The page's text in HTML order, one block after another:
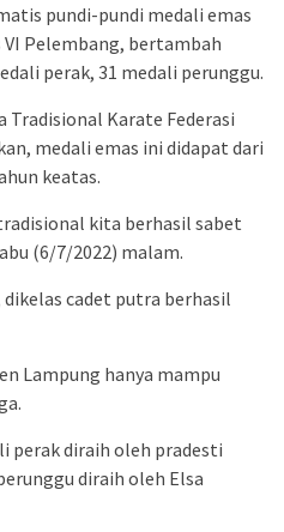
pundi-pundi medali emas
Pelembang, bertambah
perak, 31 medali perunggu.
Tradisional Karate Federasi
medali emas ini didapat dari
keatas.
kita berhasil sabet
(6/7/2022) malam.
cadet putra berhasil
Lampung hanya mampu
perak diraih oleh pradesti
diraih oleh Elsa